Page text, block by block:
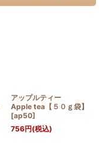
アップルティー
Apple tea【５０ｇ袋】
[ap50]
756円(税込)